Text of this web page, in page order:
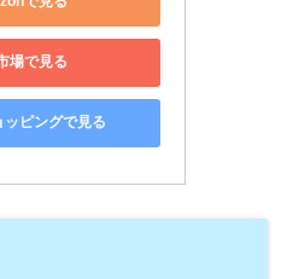
場で見る
ピングで見る